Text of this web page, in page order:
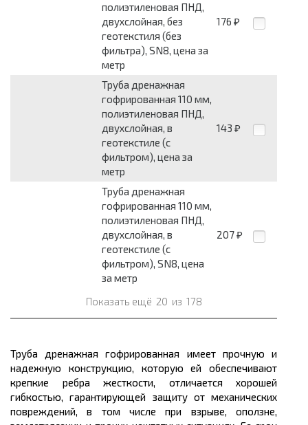
полиэтиленовая ПНД,
двухслойная, без
геотекстиля (без
фильтра), SN8, цена за
метр
176 ₽
Труба дренажная
гофрированная 110 мм,
полиэтиленовая ПНД,
двухслойная, в
геотекстиле (с
фильтром), цена за
метр
143 ₽
Труба дренажная
гофрированная 110 мм,
полиэтиленовая ПНД,
двухслойная, в
геотекстиле (с
фильтром), SN8, цена
за метр
207 ₽
Показать ещё 20 из 178
Труба дренажная гофрированная имеет прочную и
надежную конструкцию, которую ей обеспечивают
крепкие ребра жесткости, отличается хорошей
гибкостью, гарантирующей защиту от механических
повреждений, в том числе при взрыве, оползне,